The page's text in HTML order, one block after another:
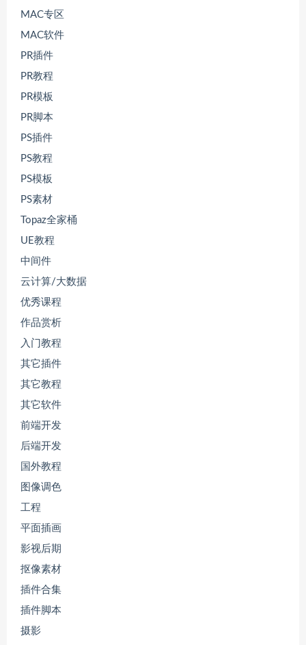
MAC专区
MAC软件
PR插件
PR教程
PR模板
PR脚本
PS插件
PS教程
PS模板
PS素材
Topaz全家桶
UE教程
中间件
云计算/大数据
优秀课程
作品赏析
入门教程
其它插件
其它教程
其它软件
前端开发
后端开发
国外教程
图像调色
工程
平面插画
影视后期
抠像素材
插件合集
插件脚本
摄影